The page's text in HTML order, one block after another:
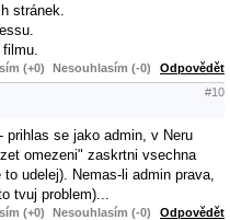
stránek.
(+0) Nesouhlasím (-0) Odpovědět
#10
se jako admin, v Neru
omezeni" zaskrtni vsechna
udelej). Nemas-li admin prava,
tvuj problem)...
(+0) Nesouhlasím (-0) Odpovědět